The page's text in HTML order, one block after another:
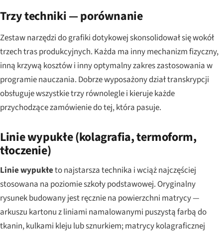
Trzy techniki — porównanie
Zestaw narzędzi do grafiki dotykowej skonsolidował się wokół
trzech tras produkcyjnych. Każda ma inny mechanizm fizyczny,
inną krzywą kosztów i inny optymalny zakres zastosowania w
programie nauczania. Dobrze wyposażony dział transkrypcji
obsługuje wszystkie trzy równolegle i kieruje każde
przychodzące zamówienie do tej, która pasuje.
Linie wypukłe (kolagrafia, termoform,
tłoczenie)
Linie wypukłeto najstarsza technika i wciąż najczęściej
stosowana na poziomie szkoły podstawowej. Oryginalny
rysunek budowany jest ręcznie na powierzchni matrycy —
arkuszu kartonu z liniami namalowanymi puszystą farbą do
tkanin, kulkami kleju lub sznurkiem; matrycy kolagraficznej